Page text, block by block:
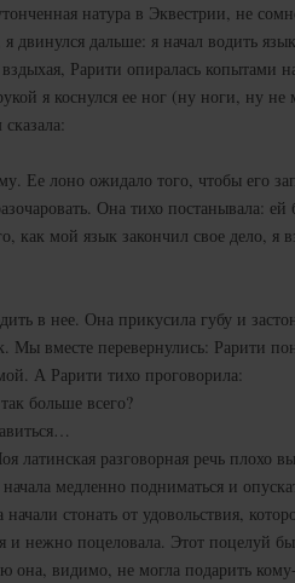
натура в Эквестрии, не
двинулся дальше: я начал водить
Рарити опиралась копытами
я коснулся ее ног (ну ноги, ну
Ее лоно ожидало того, чтобы его
Она тихо постанывала:
как мой язык закончил свое дело, я
в нее. Она прикусила губу и
Мы вместе перевернулись: Рарити
А Рарити тихо проговорила:
больше всего?
латинская разговорная речь плохо
медленно подниматься и
стонать от удовольствия,
и нежно поцеловала. Этот поцелуй
она, видимо, не могла подарить